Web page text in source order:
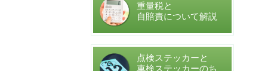
重量税と
自賠責について解説
点検ステッカーと
車検ステッカーのち